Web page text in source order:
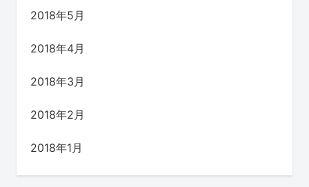
2018年5月
2018年4月
2018年3月
2018年2月
2018年1月